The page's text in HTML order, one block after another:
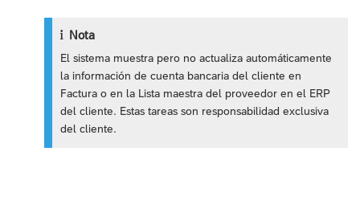
Nota
El sistema muestra pero no actualiza automáticamente
la información de cuenta bancaria del cliente en
Factura o en la Lista maestra del proveedor en el ERP
del cliente. Estas tareas son responsabilidad exclusiva
del cliente.